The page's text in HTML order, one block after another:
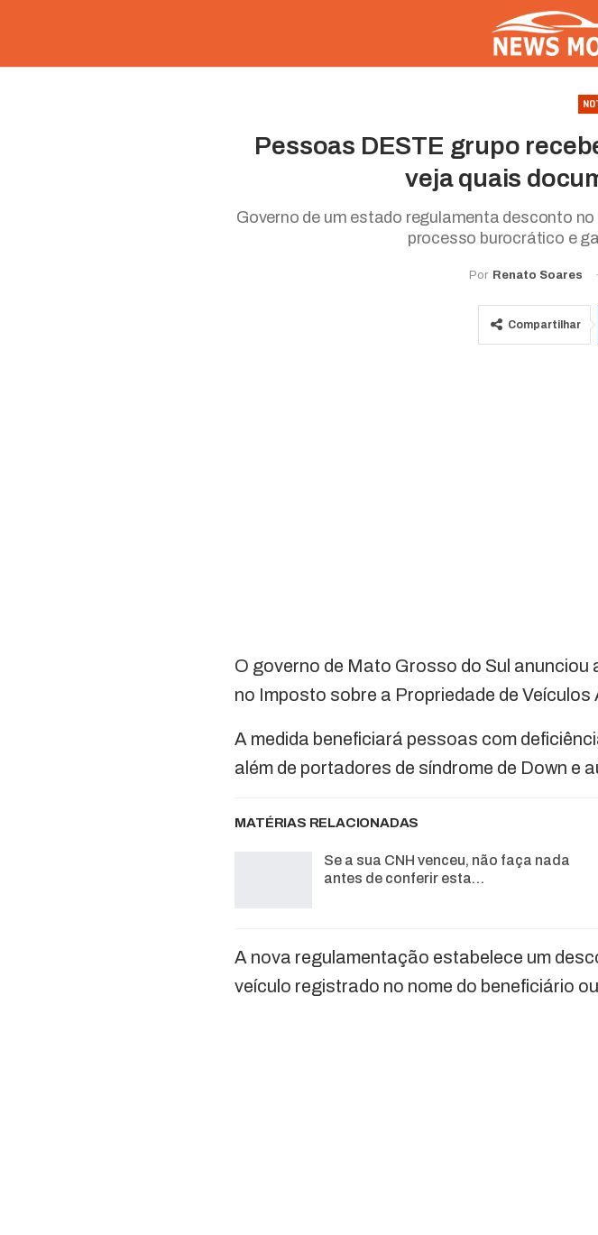
Pessoas DESTE grupo
veja quais
Governo de um estado regulamenta desconto
processo burocrático e
Por Renato Soares
Compartilhar
O governo de Mato Grosso do Sul
no Imposto sobre a Propriedade de
A medida beneficiará pessoas com
além de portadores de síndrome de Down e
MATÉRIAS RELACIONADAS
Se a sua CNH venceu, não faça nada
antes de conferir esta…
A nova regulamentação estabelece um
veículo registrado no nome do beneficiário